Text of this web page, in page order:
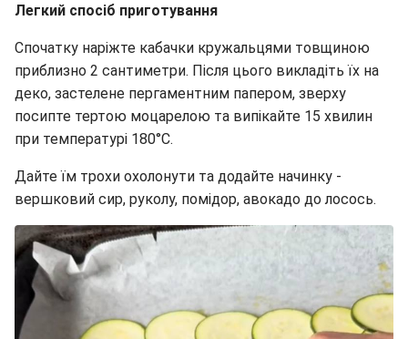
Легкий спосіб приготування
Спочатку наріжте кабачки кружальцями товщиною
приблизно 2 сантиметри. Після цього викладіть їх на
деко, застелене пергаментним папером, зверху
посипте тертою моцарелою та випікайте 15 хвилин
при температурі 180°C.
Дайте їм трохи охолонути та додайте начинку -
вершковий сир, руколу, помідор, авокадо до лосось.